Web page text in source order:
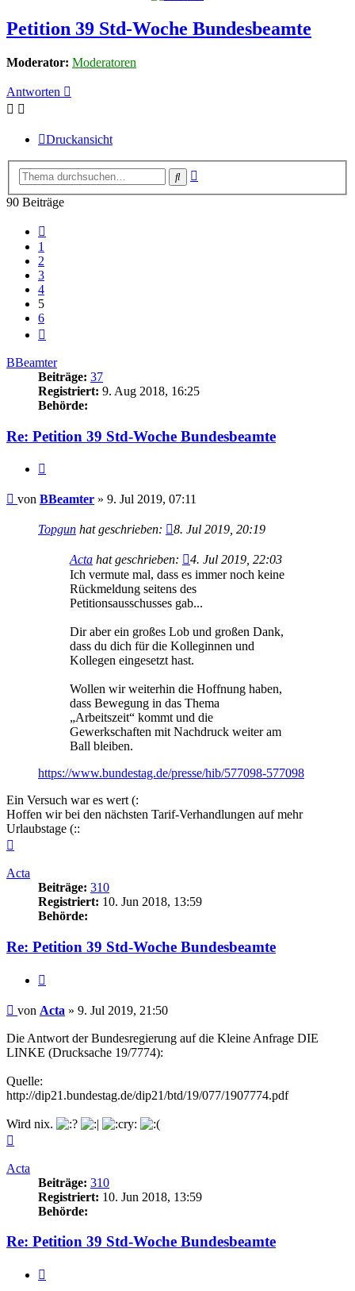
Petition 39 Std-Woche Bundesbeamte
Moderator: Moderatoren
Antworten
Druckansicht
Suche
90 Beiträge
1
2
3
4
5
6
BBeamter
Beiträge: 37
Registriert: 9. Aug 2018, 16:25
Behörde:
Re: Petition 39 Std-Woche Bundesbeamte
Beitrag
von BBeamter » 9. Jul 2019, 07:11
Topgun hat geschrieben: 8. Jul 2019, 20:19
Acta hat geschrieben:
4. Jul 2019, 22:03
Ich vermute mal, dass es immer noch keine
Rückmeldung seitens des
Petitionsausschusses gab...
Dir aber ein großes Lob und großen Dank,
dass du dich für die Kolleginnen und
Kollegen eingesetzt hast.
Wollen wir weiterhin die Hoffnung haben,
dass Bewegung in das Thema
„Arbeitszeit“ kommt und die
Gewerkschaften mit Nachdruck weiter am
Ball bleiben.
https://www.bundestag.de/presse/hib/577098-577098
Ein Versuch war es wert (:
Hoffen wir bei den nächsten Tarif-Verhandlungen auf mehr
Urlaubstage (::
Acta
Beiträge: 310
Registriert: 10. Jun 2018, 13:59
Behörde:
Re: Petition 39 Std-Woche Bundesbeamte
Beitrag
von Acta » 9. Jul 2019, 21:50
Die Antwort der Bundesregierung auf die Kleine Anfrage DIE
LINKE (Drucksache 19/7774):
Quelle:
http://dip21.bundestag.de/dip21/btd/19/077/1907774.pdf
Wird nix.
Acta
Beiträge: 310
Registriert: 10. Jun 2018, 13:59
Behörde:
Re: Petition 39 Std-Woche Bundesbeamte